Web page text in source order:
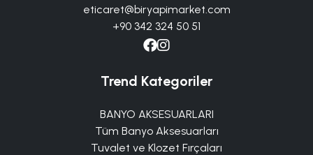
eticaret@biryapimarket.com
+90 342 324 50 51
Trend Kategoriler
BANYO AKSESUARLARI
Tüm Banyo Aksesuarları
Tuvalet ve Klozet Fırçaları